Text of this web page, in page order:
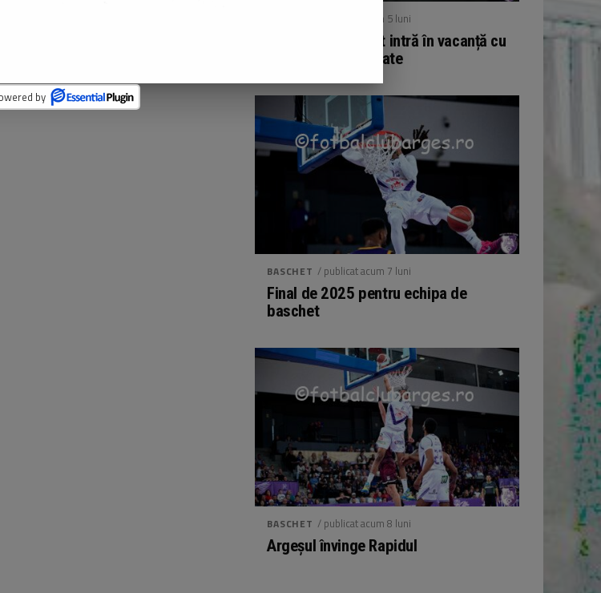
/ publicat acum 5 luni
Echipa de baschet intră în vacanță cu
11 victorii acumulate
BASCHET / publicat acum 7 luni
Final de 2025 pentru echipa de
baschet
BASCHET / publicat acum 8 luni
Argeșul învinge Rapidul